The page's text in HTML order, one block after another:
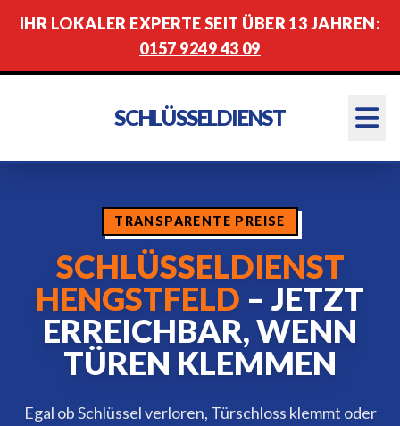
IHR LOKALER EXPERTE SEIT ÜBER 13 JAHREN:
0157 9249 43 09
SCHLÜSSELDIENST
TRANSPARENTE PREISE
SCHLÜSSELDIENST
HENGSTFELD – JETZT
ERREICHBAR, WENN
TÜREN KLEMMEN
Egal ob Schlüssel verloren, Türschloss klemmt oder